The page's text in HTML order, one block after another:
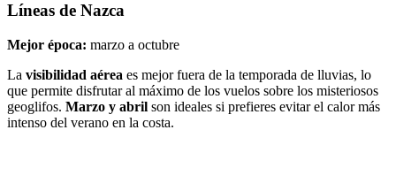
Líneas de Nazca
Mejor época: marzo a octubre
La visibilidad aérea es mejor fuera de la temporada de lluvias, lo
que permite disfrutar al máximo de los vuelos sobre los misteriosos
geoglifos. Marzo y abril son ideales si prefieres evitar el calor más
intenso del verano en la costa.